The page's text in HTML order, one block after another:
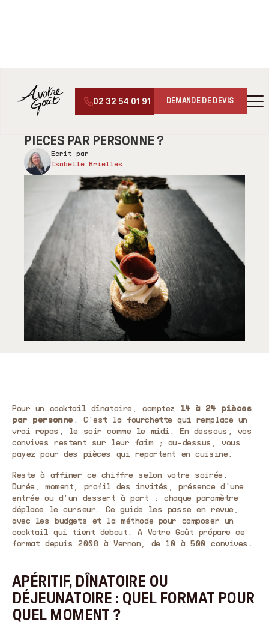
02 32 54 01 91 DEMANDE DE DEVIS
ACCUEIL
24 mai 2026 6min de lecture
PIÈCES PAR PERSONNE ?
Ecrit par
Isabelle Brielles
Pour un cocktail dînatoire, comptez 14 à 24 pièces
par personne . C'est la fourchette qui remplace un
vrai repas, le soir comme le midi. En dessous, vos
convives restent sur leur faim ; au-dessus, vous
payez pour des pièces qui repartent en cuisine.
Reste à affiner ce chiffre selon votre soirée.
Durée, moment, profil des invités, présence d'une
entrée ou d'un dessert à part : chaque paramètre
déplace le curseur. Ce guide les passe en revue,
avec les budgets et la méthode pour composer un
cocktail qui tient debout. A Votre Goût prépare ce
format depuis 2008 à Vernon, de 10 à 500 convives.
APÉRITIF, DÎNATOIRE OU
DÉJEUNATOIRE : QUEL FORMAT POUR
QUEL MOMENT ?